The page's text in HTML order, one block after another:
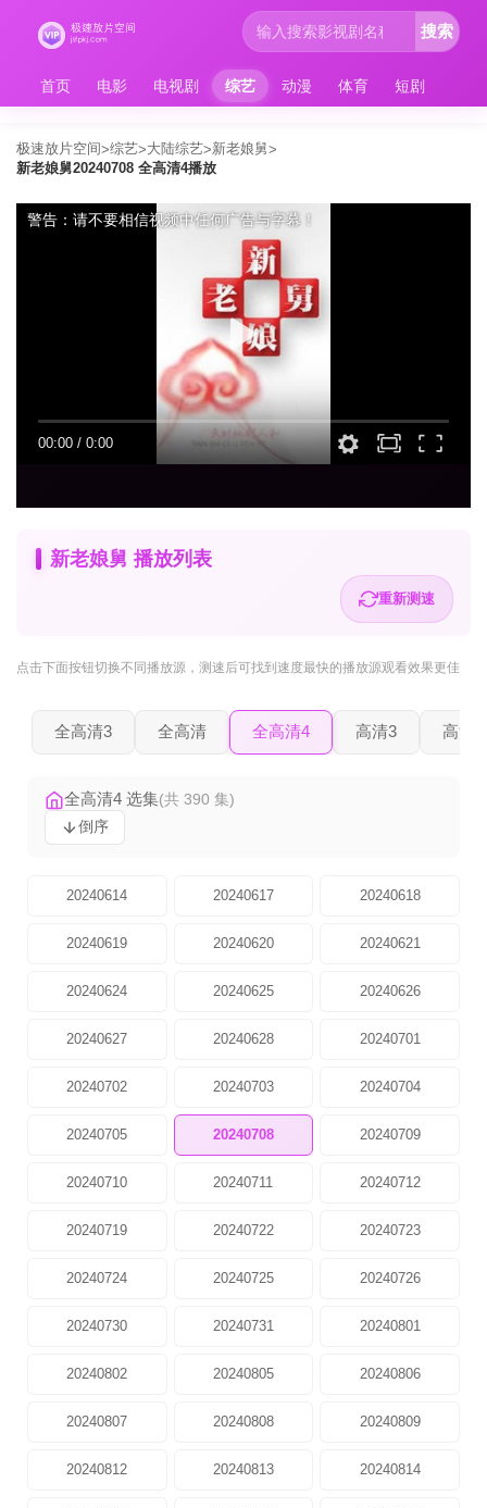
首页 电影 电视剧 综艺 动漫 体育 短剧
搜索
极速放片空间>综艺>大陆综艺>新老娘舅>
新老娘舅20240708 全高清4播放
00:00 / 0:00
警告：请不要相信视频中任何广告与字幕！
新老娘舅 播放列表
重新测速
点击下面按钮切换不同播放源 ，测速后可找到速度最快的播放源观看效果更佳
全高清3 全高清 全高清4 高清3 高清2
全高清4 选集(共 390 集)
倒序
20240614 20240617 20240618
20240619 20240620 20240621
20240624 20240625 20240626
20240627 20240628 20240701
20240702 20240703 20240704
20240705 20240708 20240709
20240710 20240711 20240712
20240719 20240722 20240723
20240724 20240725 20240726
20240730 20240731 20240801
20240802 20240805 20240806
20240807 20240808 20240809
20240812 20240813 20240814